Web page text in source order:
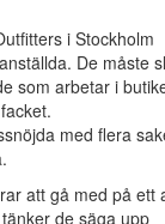
i Stockholm
De måste
som arbetar i
med flera
att gå med på ett
de säga upp